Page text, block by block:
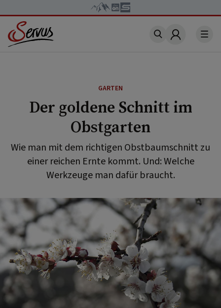
Account
GARTEN
Der goldene Schnitt im
Obstgarten
Wie man mit dem richtigen Obstbaumschnitt zu
einer reichen Ernte kommt. Und: Welche
Werkzeuge man dafür braucht.